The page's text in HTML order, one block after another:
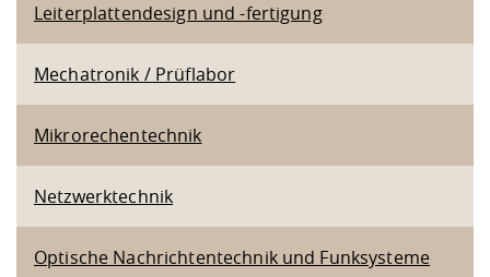
Leiterplattendesign und -fertigung
Mechatronik / Prüflabor
Mikrorechentechnik
Netzwerktechnik
Optische Nachrichtentechnik und Funksysteme